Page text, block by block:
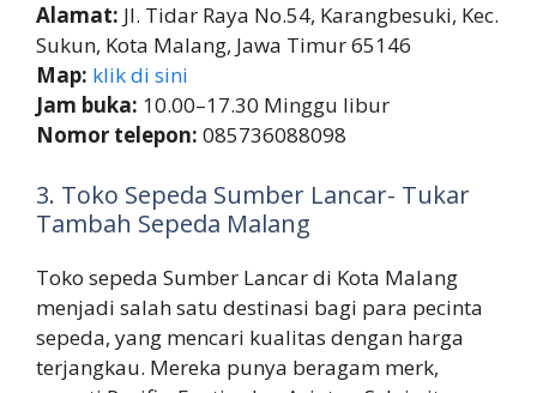
Alamat: Jl. Tidar Raya No.54, Karangbesuki, Kec.
Sukun, Kota Malang, Jawa Timur 65146
Map: klik di sini
Jam buka: 10.00–17.30 Minggu libur
Nomor telepon: 085736088098
3. Toko Sepeda Sumber Lancar- Tukar
Tambah Sepeda Malang
Toko sepeda Sumber Lancar di Kota Malang
menjadi salah satu destinasi bagi para pecinta
sepeda, yang mencari kualitas dengan harga
terjangkau. Mereka punya beragam merk,